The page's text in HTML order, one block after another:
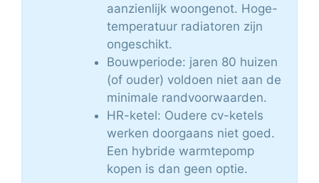
aanzienlijk woongenot. Hoge-
temperatuur radiatoren zijn
ongeschikt.
Bouwperiode: jaren 80 huizen
(of ouder) voldoen niet aan de
minimale randvoorwaarden.
HR-ketel: Oudere cv-ketels
werken doorgaans niet goed.
Een hybride warmtepomp
kopen is dan geen optie.